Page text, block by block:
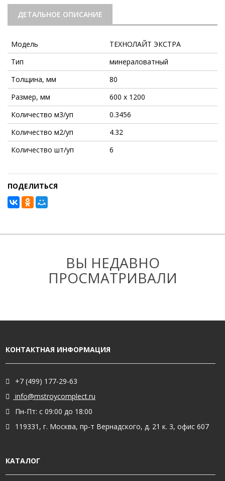
ДЕТАЛЬНОЕ ОПИСАНИЕ
Модель
ТЕХНОЛАЙТ ЭКСТРА
Тип
минераловатный
Толщина, мм
80
Размер, мм
600 х 1200
Количество м3/уп
0.3456
Количество м2/уп
4.32
Количество шт/уп
6
ПОДЕЛИТЬСЯ
ВЫ НЕДАВНО
ПРОСМАТРИВАЛИ
КОНТАКТНАЯ ИНФОРМАЦИЯ
+7 (499) 177-29-63
info@mstroycomplect.ru
Пн-Пт: с 09:00 до 18:00
119331, г. Москва, пр-т Вернадского, д. 21 к. 3, офис 607
КАТАЛОГ